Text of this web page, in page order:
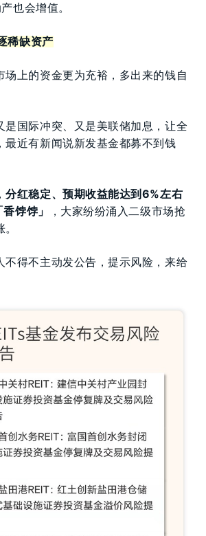
也会增值。
稀缺资产
场上的资金更为充裕，多出来的钱自
是国际冲突、又是美联储加息，让全
最近有新闻说新发基金都募不到钱
分红稳定、预期收益能达到6%左右
饽饽」
，大家纷纷涌入二级市场抢
不得不主动发公告，提示风险，来给